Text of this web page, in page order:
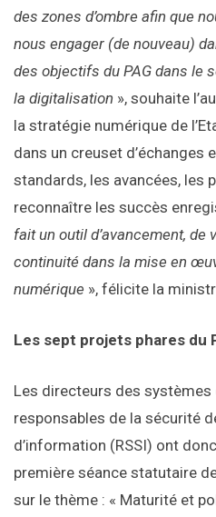
des zones d’ombre afin que
nous engager (de nouveau)
des objectifs du PAG dans le
la digitalisation », souhaite
la stratégie numérique de
dans un creuset d’échanges
standards, les avancées, les
reconnaître les succès
fait un outil d’avancement, de
continuité dans la mise en
numérique », félicite la
Les sept projets phares du
Les directeurs des systèmes
responsables de la sécurité
d’information (RSSI) ont
première séance statutaire
sur le thème : « Maturité et